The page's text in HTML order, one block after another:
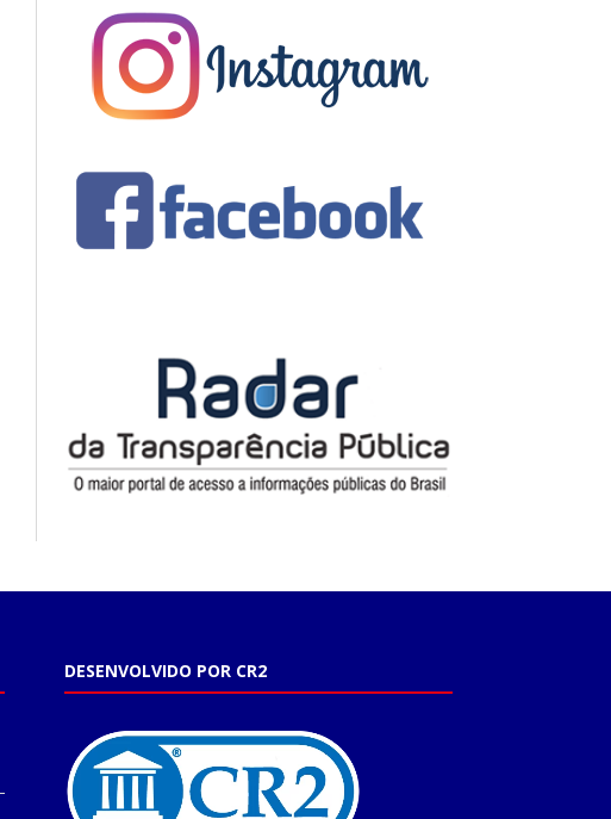
DESENVOLVIDO POR CR2